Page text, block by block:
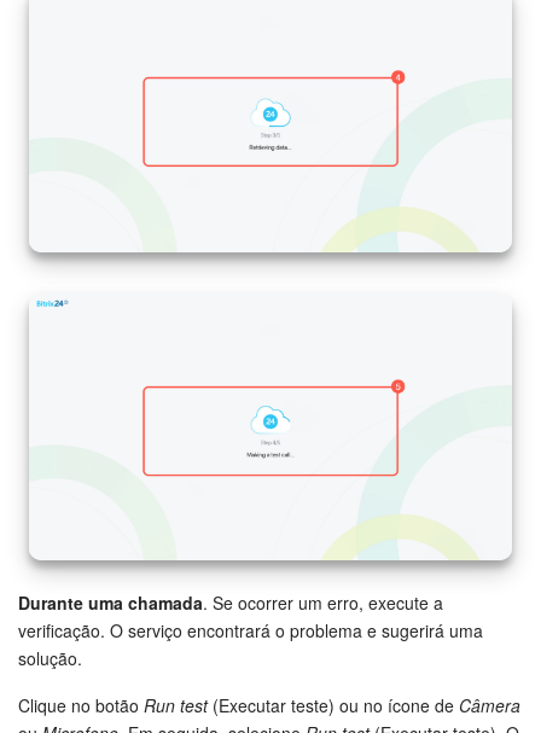
Bitrix24 On-premise
LOGIN
Durante uma chamada. Se ocorrer um erro, execute a
verificação. O serviço encontrará o problema e sugerirá uma
solução.
Clique no botão Run test(Executar teste) ou no ícone de Câmera